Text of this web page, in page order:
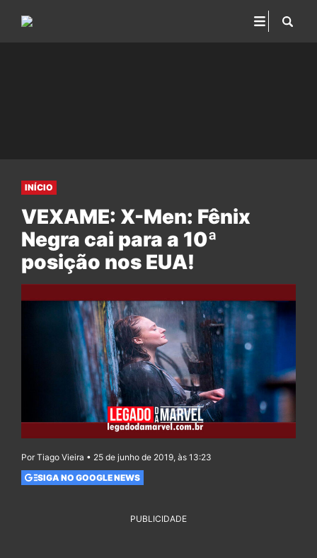
INÍCIO
VEXAME: X-Men: Fênix
Negra cai para a 10ª
posição nos EUA!
Por Tiago Vieira • 25 de junho de 2019, às 13:23
SIGA NO GOOGLE NEWS
PUBLICIDADE